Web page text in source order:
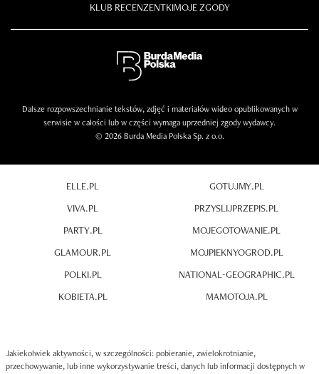
KLUB RECENZENTKIMOJE ZGODY
Dalsze rozpowszechnianie tekstów, zdjęć i materiałów wideo opublikowanych w
serwisie w całości lub w części wymaga uprzedniej zgody wydawcy.
© 2026 Burda Media Polska Sp. z o.o.
ELLE.PL
VIVA.PL
PARTY.PL
GLAMOUR.PL
POLKI.PL
KOBIETA.PL
GOTUJMY.PL
PRZYSLIJPRZEPIS.PL
MOJEGOTOWANIE.PL
MOJPIEKNYOGROD.PL
NATIONAL-GEOGRAPHIC.PL
MAMOTOJA.PL
Jakiekolwiek aktywności, w szczególności: pobieranie, zwielokrotnianie,
przechowywanie, lub inne wykorzystywanie treści, danych lub informacji dostępnych w